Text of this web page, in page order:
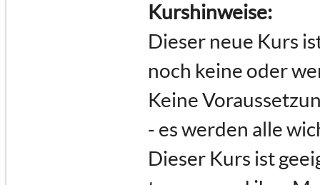
Kurshinweise:
Dieser neue Kurs
noch keine oder
Keine
- es werden alle
Dieser Kurs ist